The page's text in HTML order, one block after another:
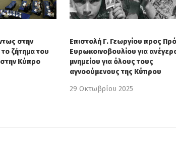
στην
ζήτημα του
Κύπρο
Επιστολή Γ. Γεωργίου προς
Ευρωκοινοβουλίου για
μνημείου για όλους τους
αγνοούμενους της Κύπρου
29 Οκτωβρίου 2025